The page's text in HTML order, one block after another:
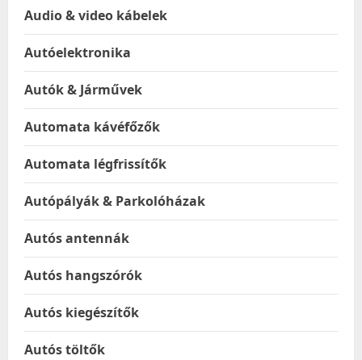
Audio & video kábelek
Autóelektronika
Autók & Járművek
Automata kávéfőzők
Automata légfrissítők
Autópályák & Parkolóházak
Autós antennák
Autós hangszórók
Autós kiegészítők
Autós töltők